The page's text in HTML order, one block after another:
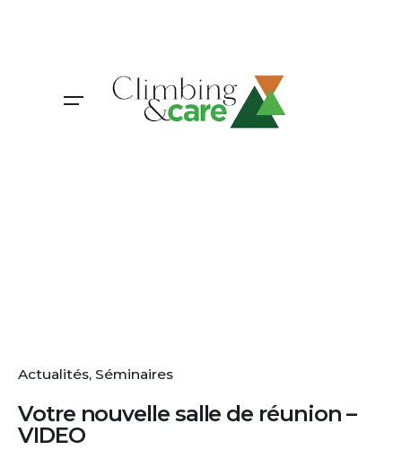
Actualités Séminaires
Votre nouvelle salle de réunion –
VIDEO